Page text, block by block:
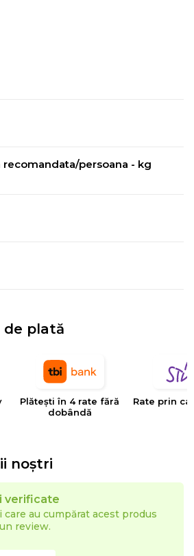
moale la atingere, este
pozitia anatomica
este sistemul preferat de
de confort in timpul somnului.
persoana - kg
de plată
Plătești în 4 rate fără
dobândă
Rate prin
noștri
verificate
care au cumpărat acest produs
review.